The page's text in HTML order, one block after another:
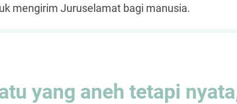
mengirim Juruselamat bagi manusia.
yang aneh tetapi